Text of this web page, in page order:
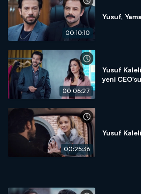
00:10:10
Yusuf,
00:06:27
Yusuf
yeni
00:25:36
Yusuf